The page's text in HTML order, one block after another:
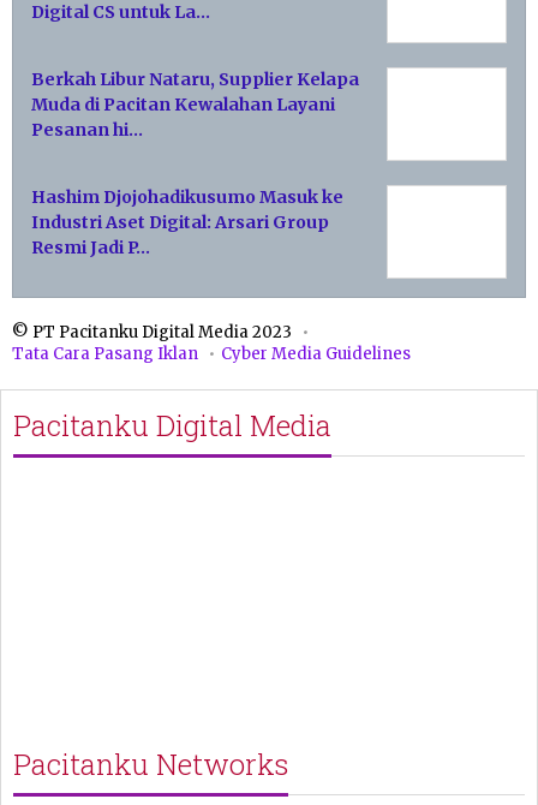
Digital CS untuk La…
Berkah Libur Nataru, Supplier Kelapa
Muda di Pacitan Kewalahan Layani
Pesanan hi…
Hashim Djojohadikusumo Masuk ke
Industri Aset Digital: Arsari Group
Resmi Jadi P…
© PT Pacitanku Digital Media 2023
Tata Cara Pasang Iklan
Cyber Media Guidelines
Pacitanku Digital Media
Pacitanku Networks